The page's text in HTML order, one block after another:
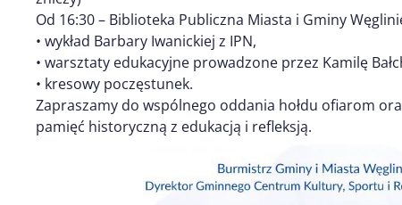
Od 16:30 – Biblioteka Publiczna Miasta i Gminy
• wykład Barbary Iwanickiej z IPN,
• warsztaty edukacyjne prowadzone przez Kamilę
• kresowy poczęstunek.
Zapraszamy do wspólnego oddania hołdu ofiarom
pamięć historyczną z edukacją i refleksją.